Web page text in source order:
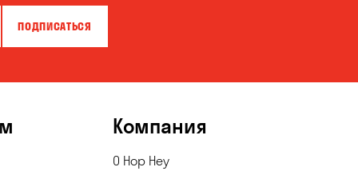
ПОДПИСАТЬСЯ
Компания
О Hop Hey